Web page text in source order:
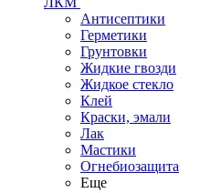
Антисептики
Герметики
Грунтовки
Жидкие гвозди
Жидкое стекло
Клей
Краски, эмали
Лак
Мастики
Огнебиозащита
Еще